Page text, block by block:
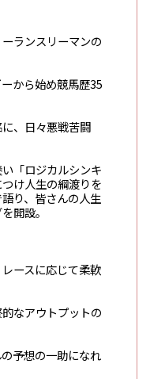
ランスリーマンの
から始め競馬歴35
に、日々悪戦苦闘
「ロジカルシンキ
け人生の綱渡りを
り、皆さんの人生
開設。
ースに応じて柔軟
なアウトプットの
予想の一助になれ